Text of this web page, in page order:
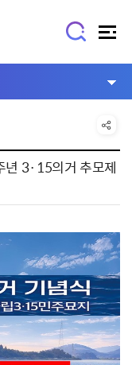
년 3·15의거 추모제